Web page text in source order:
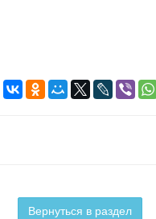
Вернуться в раздел